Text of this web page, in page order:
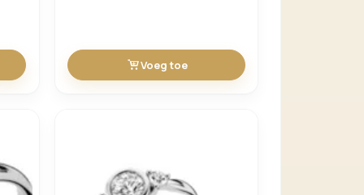
Voeg toe